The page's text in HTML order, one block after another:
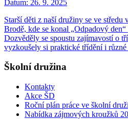
Datum: 26. 9. 2025
Starší děti z naší družiny se ve
Brodě, kde se konal „Odpadový
Dozvěděly se spoustu zajímavostí o
vyzkoušely si praktické třídění i různé
Školní družina
Kontakty
Akce ŠD
Roční plán práce ve školní
Nabídka zájmových kroužků